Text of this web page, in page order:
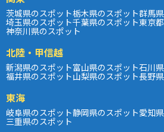
茨城県のスポット栃木県のスポット群馬
埼玉県のスポット千葉県のスポット東京
神奈川県のスポット
北陸・甲信越
新潟県のスポット富山県のスポット石川
福井県のスポット山梨県のスポット長野
東海
岐阜県のスポット静岡県のスポット愛知
三重県のスポット